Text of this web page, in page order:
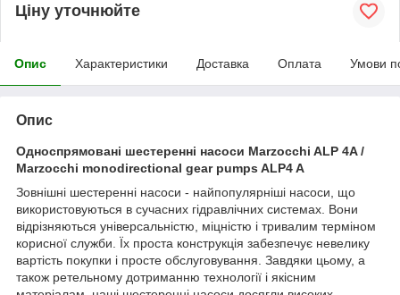
Ціну уточнюйте
Опис Характеристики Доставка Оплата Умови
Опис
Односпрямовані шестеренні насоси Marzocchi ALP 4A /
Marzocchi monodirectional gear pumps ALP4 A
Зовнішні шестеренні насоси - найпопулярніші насоси, що
використовуються в сучасних гідравлічних системах. Вони
відрізняються універсальністю, міцністю і тривалим терміном
корисної служби. Їх проста конструкція забезпечує невелику
вартість покупки і просте обслуговування. Завдяки цьому, а
також ретельному дотриманню технології і якісним